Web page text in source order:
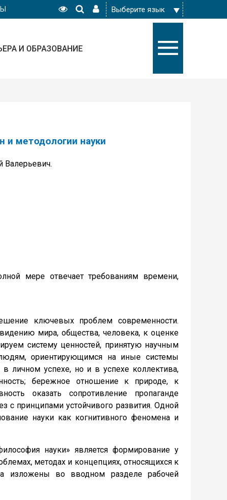
И ОБРАЗОВАНИЕ
и методологии науки
Валерьевич.
мере отвечает требованиям времени,
ключевых проблем современности.
мира, общества, человека, к оценке
систему ценностей, принятую научным
ориентирующимся на иные системы
в личном успехе, но и в успехе коллектива,
бережное отношение к природе, к
оказать сопротивление пропаганде
принципами устойчивого развития. Одной
науки как когнитивного феномена и
науки» является формирование у
методах и концепциях, относящихся к
изложены во вводном разделе рабочей